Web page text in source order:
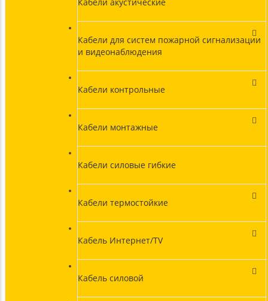
Кабели для систем пожарной сигнализации
и видеонаблюдения
Кабели контрольные
Кабели монтажные
Кабели силовые гибкие
Кабели термостойкие
Кабель Интернет/TV
Кабель силовой